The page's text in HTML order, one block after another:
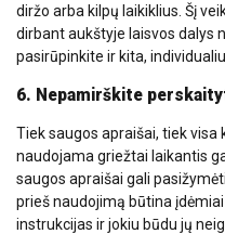
diržo arba kilpų laikiklius. Šį
dirbant aukštyje laisvos dalys
pasirūpinkite ir kita,
6. Nepamirškite
Tiek saugos apraišai, tiek
naudojama griežtai laikantis
saugos apraišai gali
prieš naudojimą būtina
instrukcijas ir jokiu būdu jų